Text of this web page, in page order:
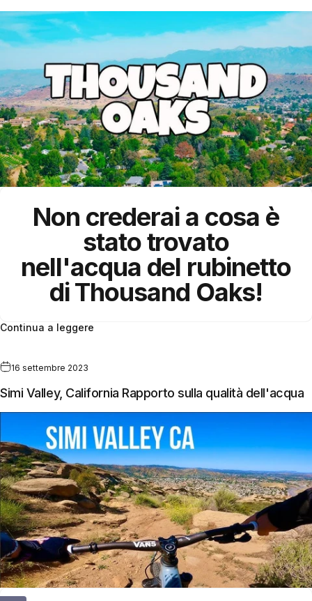
Non crederai a cosa è
stato trovato
nell'acqua del rubinetto
di Thousand Oaks!
Continua a leggere
16 settembre 2023
Simi Valley, California Rapporto sulla qualità dell'acqua